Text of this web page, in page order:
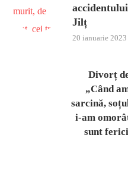
Jilț
20 ianuarie 2023
Divorț
„Când
sarcină,
i-am
sunt